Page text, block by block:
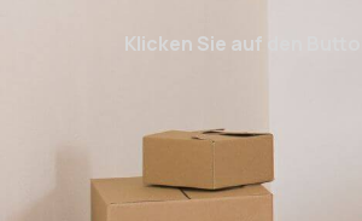
Klicken Sie auf den